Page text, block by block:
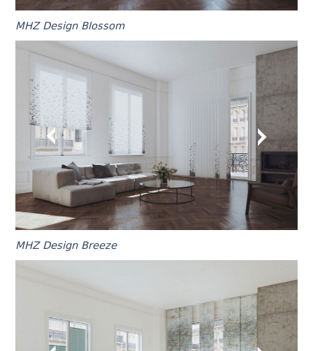
MHZ Design Blossom
MHZ Design Breeze